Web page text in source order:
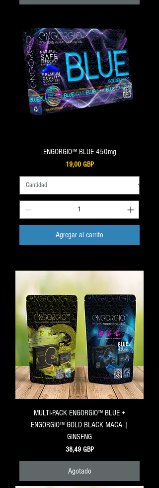
ENGORGIO™ BLUE 450mg
Precio
19,00 GBP
Agregar al carrito
MULTI-PACK ENGORGIO™ BLUE +
ENGORGIO™ GOLD BLACK MACA |
GINSENG
Precio
38,49 GBP
Agotado